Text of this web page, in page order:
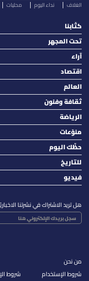
الغلاف نداء اليوم محليات
كتّابنا
تحت المجهر
آراء
اقتصاد
العالم
ثقافة وفنون
الرياضة
منوّعات
حظّك اليوم
للتاريخ
فيديو
هل تريد الاشتراك في نشرتنا
من نحن
شروط الإستخدام
شروط